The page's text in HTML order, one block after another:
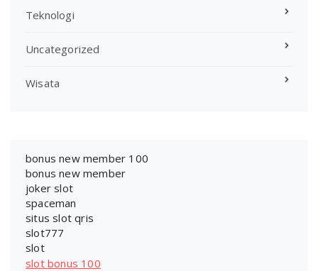
Teknologi
Uncategorized
Wisata
bonus new member 100
bonus new member
joker slot
spaceman
situs slot qris
slot777
slot
slot bonus 100